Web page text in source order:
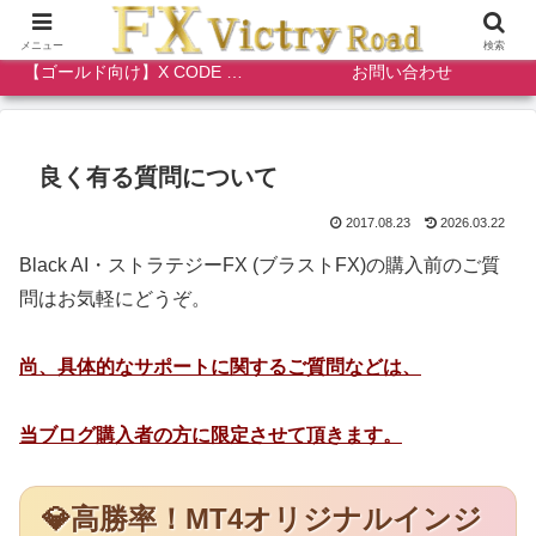
MT5トレードアシスト ゴールド背遠洋インジケーター
お問い合わせ
良く有る質問について
2017.08.23 2026.03.22
Black AI・ストラテジーFX (ブラストFX)の購入前のご質
問はお気軽にどうぞ。
尚、具体的なサポートに関するご質問などは、
当ブログ購入者の方に限定させて頂きます。
💎高勝率！MT4オリジナルインジ
メニュー 検索